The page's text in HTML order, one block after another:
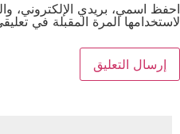
احفظ اسمي، بريدي الإلكتروني،
لاستخدامها المرة المقبلة في